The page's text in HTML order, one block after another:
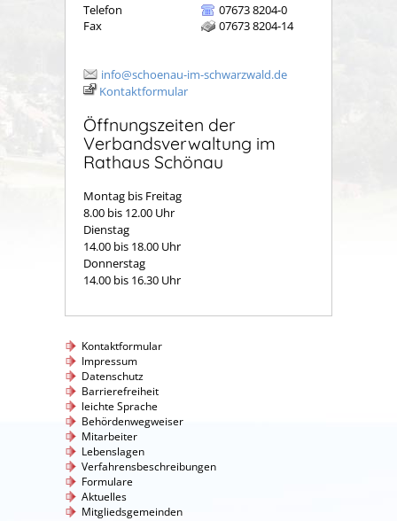
Telefon
07673 8204-0
Fax
07673 8204-14
info@schoenau-im-schwarzwald.de
Kontaktformular
Öffnungszeiten der
Verbandsverwaltung im
Rathaus Schönau
Montag bis Freitag
8.00 bis 12.00 Uhr
Dienstag
14.00 bis 18.00 Uhr
Donnerstag
14.00 bis 16.30 Uhr
Kontaktformular
Impressum
Datenschutz
Barrierefreiheit
leichte Sprache
Behördenwegweiser
Mitarbeiter
Lebenslagen
Verfahrensbeschreibungen
Formulare
Aktuelles
Mitgliedsgemeinden